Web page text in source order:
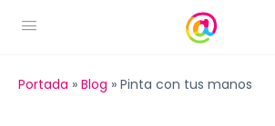
Portada » Blog » Pinta con tus manos